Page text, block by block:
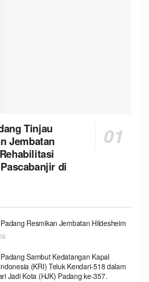
Tinjau
Jembatan
di
Resmikan Jembatan Hildesheim
Sambut Kedatangan Kapal
(KRI) Teluk Kendari-518 dalam
Jadi Kota (HJK) Padang ke-357.